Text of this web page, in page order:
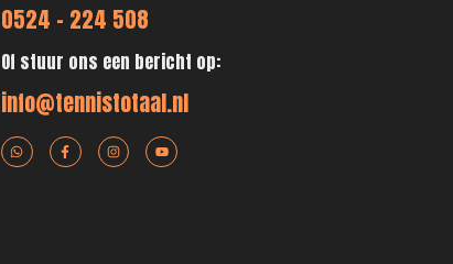
0524 - 224 508
Of stuur ons een bericht op:
info@tennistotaal.nl